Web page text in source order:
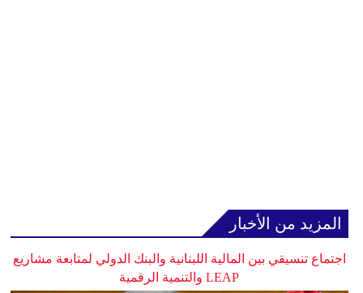
المزيد من الأخبار
اجتماع تنسيقي بين المالية اللبنانية والبنك الدولي لمتابعة مشاريع
LEAP والتنمية الرقمية